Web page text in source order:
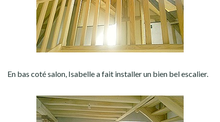
En bas coté salon, Isabelle a fait installer un bien bel escalier.